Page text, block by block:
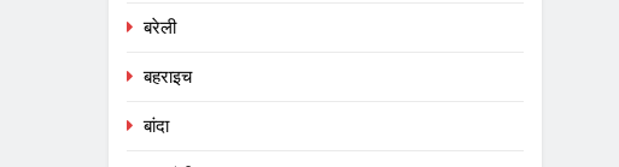
बरेली
बहराइच
बांदा